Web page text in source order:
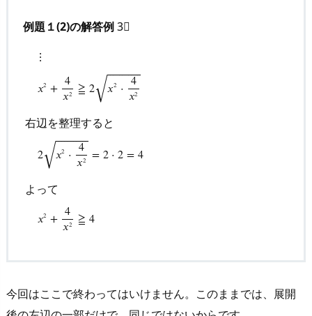
例題１(2)の解答例3⃣
⋮
𝑥2 + 4
𝑥2 ≧ 2 𝑥2 ⋅ 4
𝑥2
⎯ ⎯
⎯⎯⎯⎯⎯⎯⎯⎯⎯
√
右辺を整理すると
2 𝑥2 ⋅ 4
𝑥2
⎯ ⎯
⎯⎯⎯⎯⎯⎯⎯⎯⎯
√ = 2 ⋅ 2 = 4
よって
𝑥2 + 4
𝑥2 ≧ 4
4x2≧2x
今回はここで終わってはいけません。このままでは、展開